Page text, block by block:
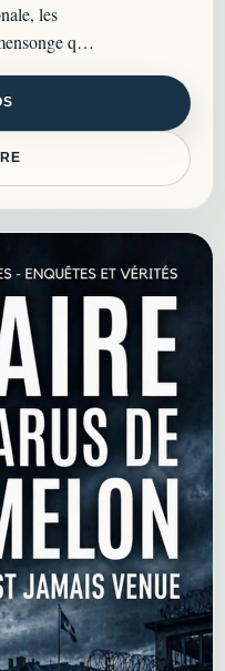
les
qui
criminel